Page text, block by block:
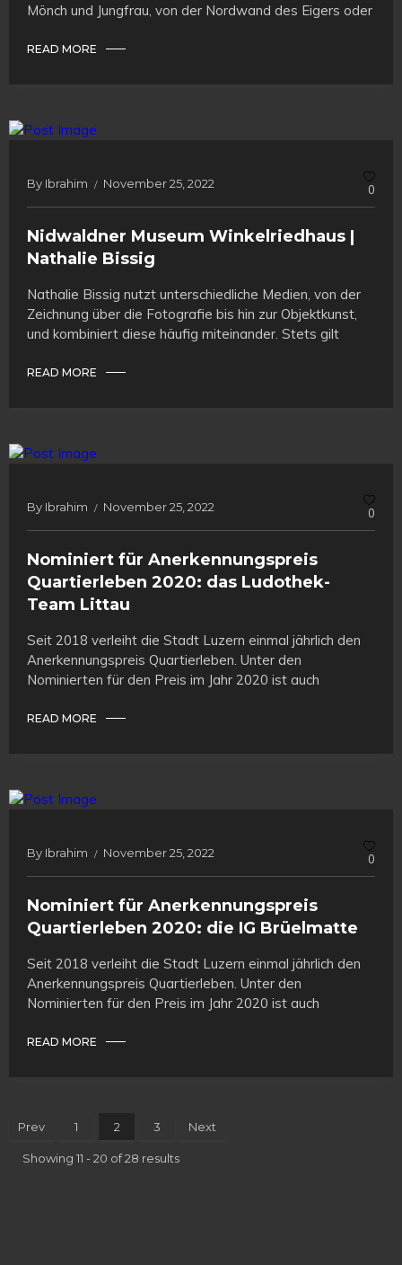
Mönch und Jungfrau, von der Nordwand des Eigers oder
READ MORE
By Ibrahim November 25, 2022 0
Nidwaldner Museum Winkelriedhaus |
Nathalie Bissig
Nathalie Bissig nutzt unterschiedliche Medien, von der
Zeichnung über die Fotografie bis hin zur Objektkunst,
und kombiniert diese häufig miteinander. Stets gilt
READ MORE
By Ibrahim November 25, 2022 0
Nominiert für Anerkennungspreis
Quartierleben 2020: das Ludothek-
Team Littau
Seit 2018 verleiht die Stadt Luzern einmal jährlich den
Anerkennungspreis Quartierleben. Unter den
Nominierten für den Preis im Jahr 2020 ist auch
READ MORE
By Ibrahim November 25, 2022 0
Nominiert für Anerkennungspreis
Quartierleben 2020: die IG Brüelmatte
Seit 2018 verleiht die Stadt Luzern einmal jährlich den
Anerkennungspreis Quartierleben. Unter den
Nominierten für den Preis im Jahr 2020 ist auch
READ MORE
Prev 1 2 3 Next
Showing 11 - 20 of 28 results